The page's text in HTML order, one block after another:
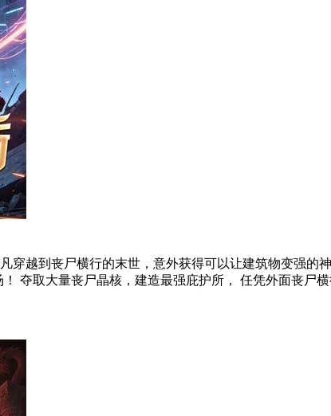
穿越到丧尸横行的末世，意外获得可以让建筑物变强
夺取大量丧尸晶核，建造最强庇护所， 任凭外面丧尸